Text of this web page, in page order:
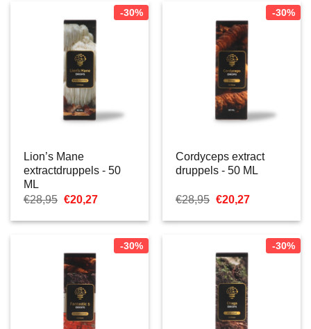
-30%
Lion’s Mane
extractdruppels - 50
ML
€28,95 Oorspronkelijke
was:
€20,27Huidige
is:
-30%
Cordyceps extract
druppels - 50 ML
€28,95 Oorspronkelijke
was:
€20,27Huidige
is:
-30% -30%